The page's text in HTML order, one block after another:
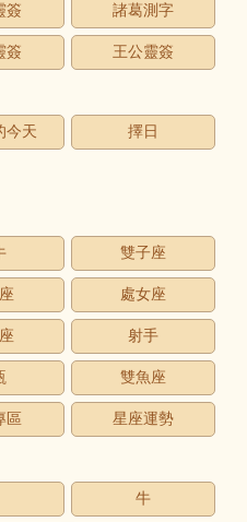
簽 諸葛測字
簽 王公靈簽
今天 擇日
雙子座
處女座
射手
雙魚座
區 星座運勢
牛